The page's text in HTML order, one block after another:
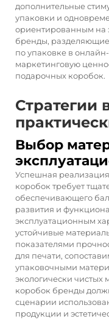
дополнительные
упаковки и
ориентированным на
бренды,
по упаковке в
маркетинговую
подарочных коробок.
Стратегии
Выбор
Успешная
коробок требует
обеспечивающего
развития и
эксплуатационным
устойчивые
показателями
для печати,
упаковочными
экологически чистых
коробок бренды
сценарии
продукции и